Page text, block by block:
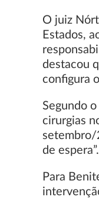
O juiz
Estados,
destacou
configura
Segundo
cirurgias
setembro/
de espera”.
Para